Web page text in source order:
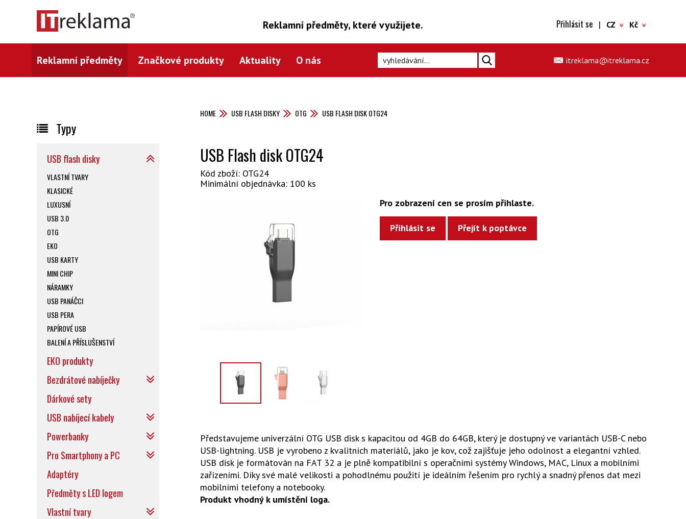
Reklamní předměty, které využijete. Přihlásit se | CZ Kč
Reklamní předměty Značkové produkty Aktuality O nás itreklama@itreklama.cz
HOME USB FLASH DISKY OTG USB FLASH DISK OTG24
USB Flash disk OTG24
Kód zboží: OTG24
Minimální objednávka: 100 ks
Pro zobrazení cen se prosím přihlaste.
Přihlásit se Přejít k poptávce
Představujeme univerzální OTG USB disk s kapacitou od 4GB do 64GB, který je dostupný ve variantách USB-C nebo
USB-lightning. USB je vyrobeno z kvalitních materiálů, jako je kov, což zajišťuje jeho odolnost a elegantní vzhled.
USB disk je formátován na FAT 32 a je plně kompatibilní s operačními systémy Windows, MAC, Linux a mobilními
zařízeními. Díky své malé velikosti a pohodlnému použití je ideálním řešením pro rychlý a snadný přenos dat mezi
mobilními telefony a notebooky.
Produkt vhodný k umístění loga.
Typy
USB flash disky
VLASTNÍ TVARY
KLASICKÉ
LUXUSNÍ
USB 3.0
OTG
EKO
USB KARTY
MINI CHIP
NÁRAMKY
USB PANÁČCI
USB PERA
PAPÍROVÉ USB
BALENÍ A PŘÍSLUŠENSTVÍ
EKO produkty
Bezdrátové nabíječky
Dárkové sety
USB nabíjecí kabely
Powerbanky
Pro Smartphony a PC
Adaptéry
Předměty s LED logem
Vlastní tvary